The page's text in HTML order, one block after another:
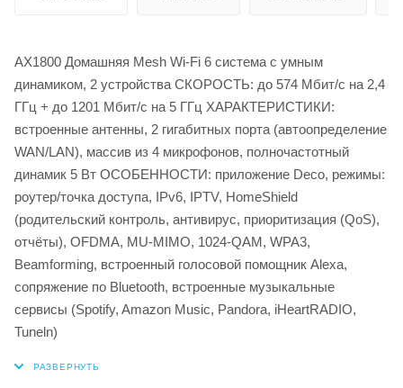
AX1800 Домашняя Mesh Wi-Fi 6 система с умным
динамиком, 2 устройства СКОРОСТЬ: до 574 Мбит/с на 2,4
ГГц + до 1201 Мбит/с на 5 ГГц ХАРАКТЕРИСТИКИ:
встроенные антенны, 2 гигабитных порта (автоопределение
WAN/LAN), массив из 4 микрофонов, полночастотный
динамик 5 Вт ОСОБЕННОСТИ: приложение Deco, режимы:
роутер/точка доступа, IPv6, IPTV, HomeShield
(родительский контроль, антивирус, приоритизация (QoS),
отчёты), OFDMA, MU-MIMO, 1024-QAM, WPA3,
Beamforming, встроенный голосовой помощник Alexa,
сопряжение по Bluetooth, встроенные музыкальные
сервисы (Spotify, Amazon Music, Pandora, iHeartRADIO,
Tuneln)